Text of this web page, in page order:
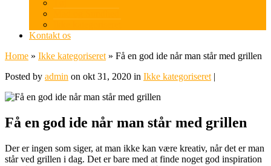
Kontakt os
Home » Ikke kategoriseret » Få en god ide når man står med grillen
Posted by admin on okt 31, 2020 in Ikke kategoriseret |
Få en god ide når man står med grillen
Der er ingen som siger, at man ikke kan være kreativ, når det er man
står ved grillen i dag. Det er bare med at finde noget god inspiration